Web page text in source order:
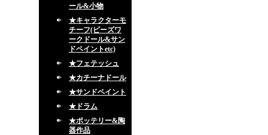
ール&小物
★キャラクターモ
チーフ(ビーズワ
ークドール&サン
ドペイントetc)
★フェテッシュ
★カチーナドール
★サンドペイント
★ドラム
★ポッテリー&陶
器作品